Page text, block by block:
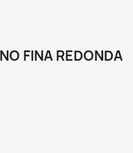
FINA REDONDA